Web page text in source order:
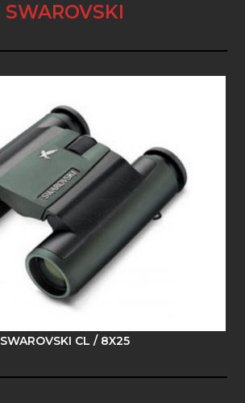
SWAROVSKI
SWAROVSKI CL / 8X25